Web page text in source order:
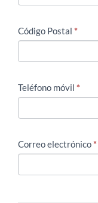
Código Postal *
Teléfono móvil *
Correo electrónico*